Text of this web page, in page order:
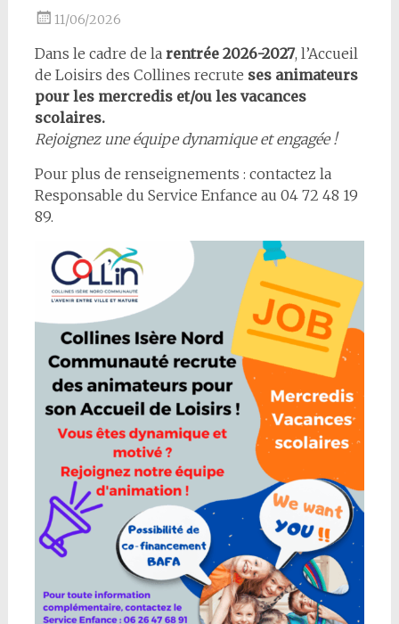
11/06/2026
Dans le cadre de la rentrée 2026-2027, l’Accueil
de Loisirs des Collines recrute ses animateurs
pour les mercredis et/ou les vacances
scolaires.
Rejoignez une équipe dynamique et engagée !
Pour plus de renseignements : contactez la
Responsable du Service Enfance au 04 72 48 19
89.